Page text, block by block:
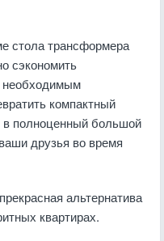
стола трансформера
сэкономить
необходимым
компактный
в полноценный большой
друзья во время
альтернатива
квартирах.